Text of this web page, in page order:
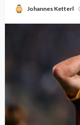
Johannes Ketterl